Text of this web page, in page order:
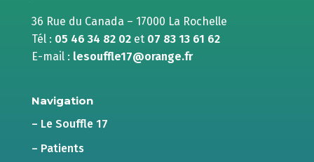
36 Rue du Canada – 17000 La Rochelle
Tél : 05 46 34 82 02et 07 83 13 61 62
E-mail : lesouffle17@orange.fr
Navigation
– Le Souffle 17
– Patients